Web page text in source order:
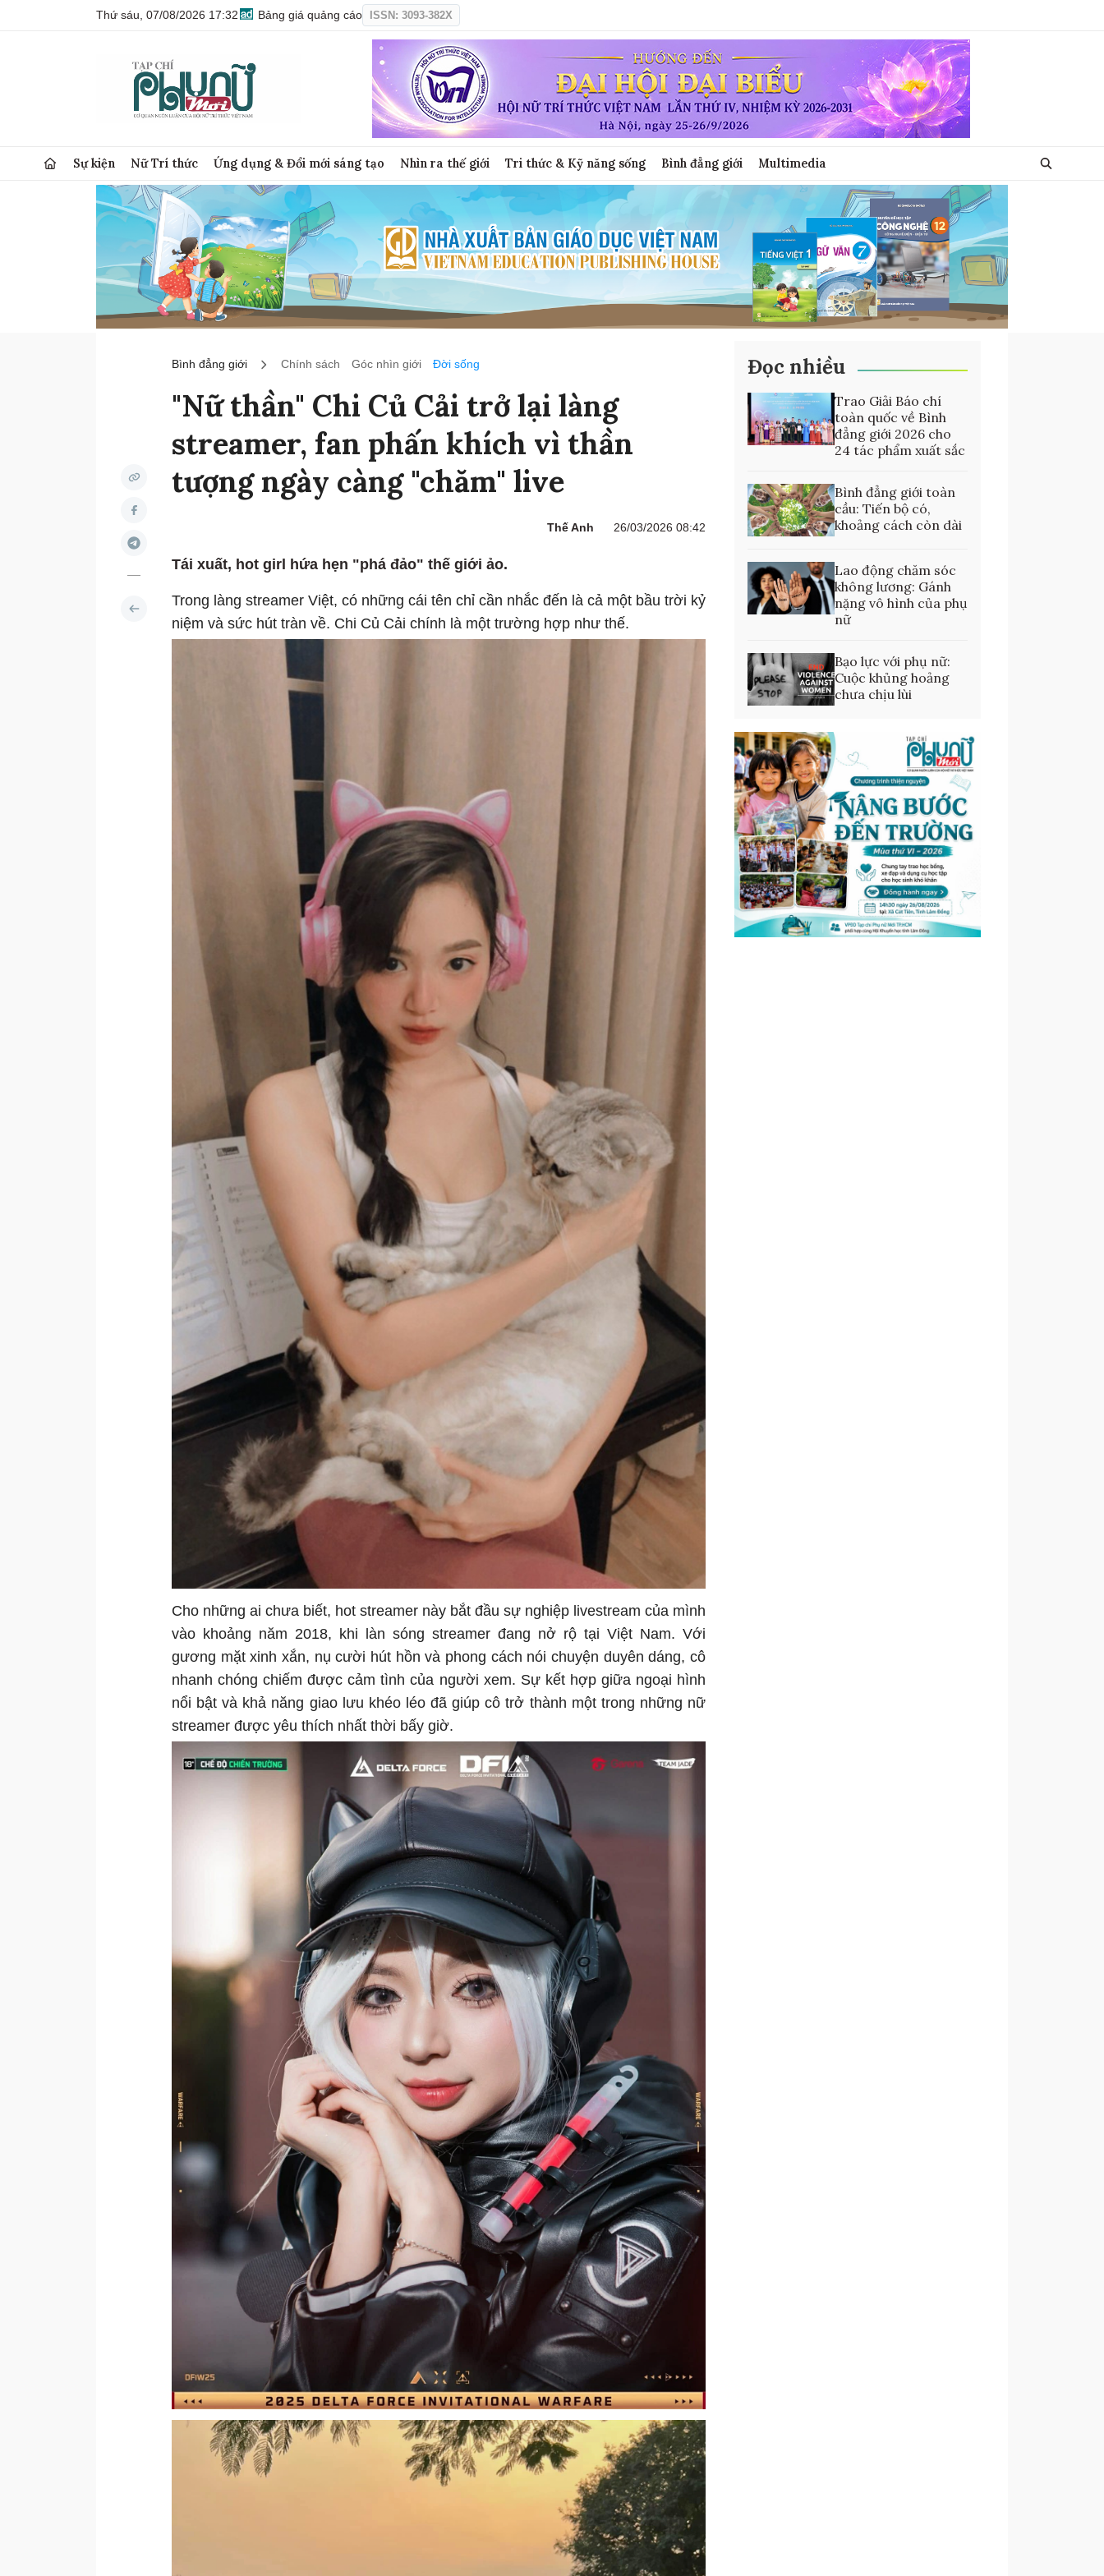
Thứ sáu, 07/08/2026 17:32 Bảng giá quảng cáo ISSN: 3093-382X
Sự kiện Nữ Trí thức Ứng dụng & Đổi mới sáng tạo Nhìn ra thế giới Tri thức & Kỹ năng sống Bình đẳng giới Multimedia
Bình đẳng giới Chính sách Góc nhìn giới Đời sống
"Nữ thần" Chi Củ Cải trở lại làng
streamer, fan phấn khích vì thần
tượng ngày càng "chăm" live
Thế Anh 26/03/2026 08:42
Tái xuất, hot girl hứa hẹn "phá đảo" thế giới ảo.
Trong làng streamer Việt, có những cái tên chỉ cần nhắc đến là cả một bầu trời kỷ
niệm và sức hút tràn về. Chi Củ Cải chính là một trường hợp như thế.
Cho những ai chưa biết, hot streamer này bắt đầu sự nghiệp livestream của mình
vào khoảng năm 2018, khi làn sóng streamer đang nở rộ tại Việt Nam. Với
gương mặt xinh xắn, nụ cười hút hồn và phong cách nói chuyện duyên dáng, cô
nhanh chóng chiếm được cảm tình của người xem. Sự kết hợp giữa ngoại hình
nổi bật và khả năng giao lưu khéo léo đã giúp cô trở thành một trong những nữ
streamer được yêu thích nhất thời bấy giờ.
Đọc nhiều
Trao Giải Báo chí
toàn quốc về Bình
đẳng giới 2026 cho
24 tác phẩm xuất sắc
Bình đẳng giới toàn
cầu: Tiến bộ có,
khoảng cách còn dài
Lao động chăm sóc
không lương: Gánh
nặng vô hình của phụ
nữ
Bạo lực với phụ nữ:
Cuộc khủng hoảng
chưa chịu lùi